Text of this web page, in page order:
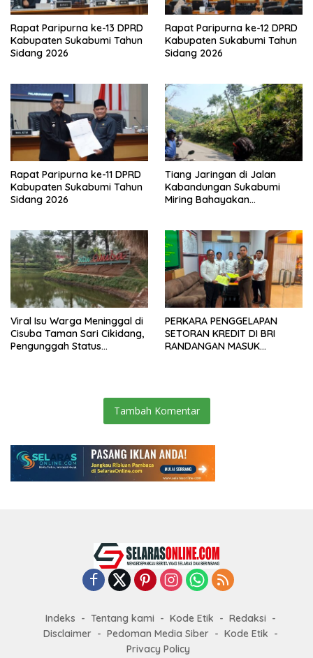
Rapat Paripurna ke-13 DPRD
Kabupaten Sukabumi Tahun
Sidang 2026
Rapat Paripurna ke-12 DPRD
Kabupaten Sukabumi Tahun
Sidang 2026
Rapat Paripurna ke-11 DPRD
Kabupaten Sukabumi Tahun
Sidang 2026
Tiang Jaringan di Jalan
Kabandungan Sukabumi
Miring Bahayakan
Viral Isu Warga Meninggal di
Cisuba Taman Sari Cikidang,
Pengunggah Status
PERKARA PENGGELAPAN
SETORAN KREDIT DI BRI
RANDANGAN MASUK
Tambah Komentar
Indeks Tentang kami Kode Etik
Redaksi
Disclaimer
Pedoman Media Siber
Kode Etik
Privacy Policy